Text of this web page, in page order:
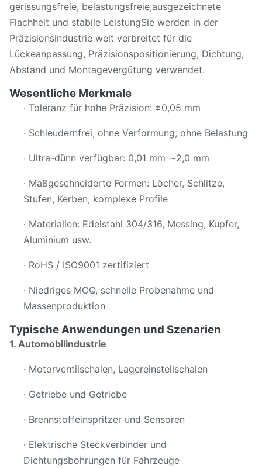
gerissungsfreie, belastungsfreie,ausgezeichnete
Flachheit und stabile LeistungSie werden in der
Präzisionsindustrie weit verbreitet für die
Lückeanpassung, Präzisionspositionierung, Dichtung,
Abstand und Montagevergütung verwendet.
Wesentliche Merkmale
· Toleranz für hohe Präzision: ±0,05 mm
· Schleudernfrei, ohne Verformung, ohne Belastung
· Ultra-dünn verfügbar: 0,01 mm ∼2,0 mm
· Maßgeschneiderte Formen: Löcher, Schlitze,
Stufen, Kerben, komplexe Profile
· Materialien: Edelstahl 304/316, Messing, Kupfer,
Aluminium usw.
· RoHS / ISO9001 zertifiziert
· Niedriges MOQ, schnelle Probenahme und
Massenproduktion
Typische Anwendungen und Szenarien
1. Automobilindustrie
· Motorventilschalen, Lagereinstellschalen
· Getriebe und Getriebe
· Brennstoffeinspritzer und Sensoren
· Elektrische Steckverbinder und
Dichtungsbohrungen für Fahrzeuge